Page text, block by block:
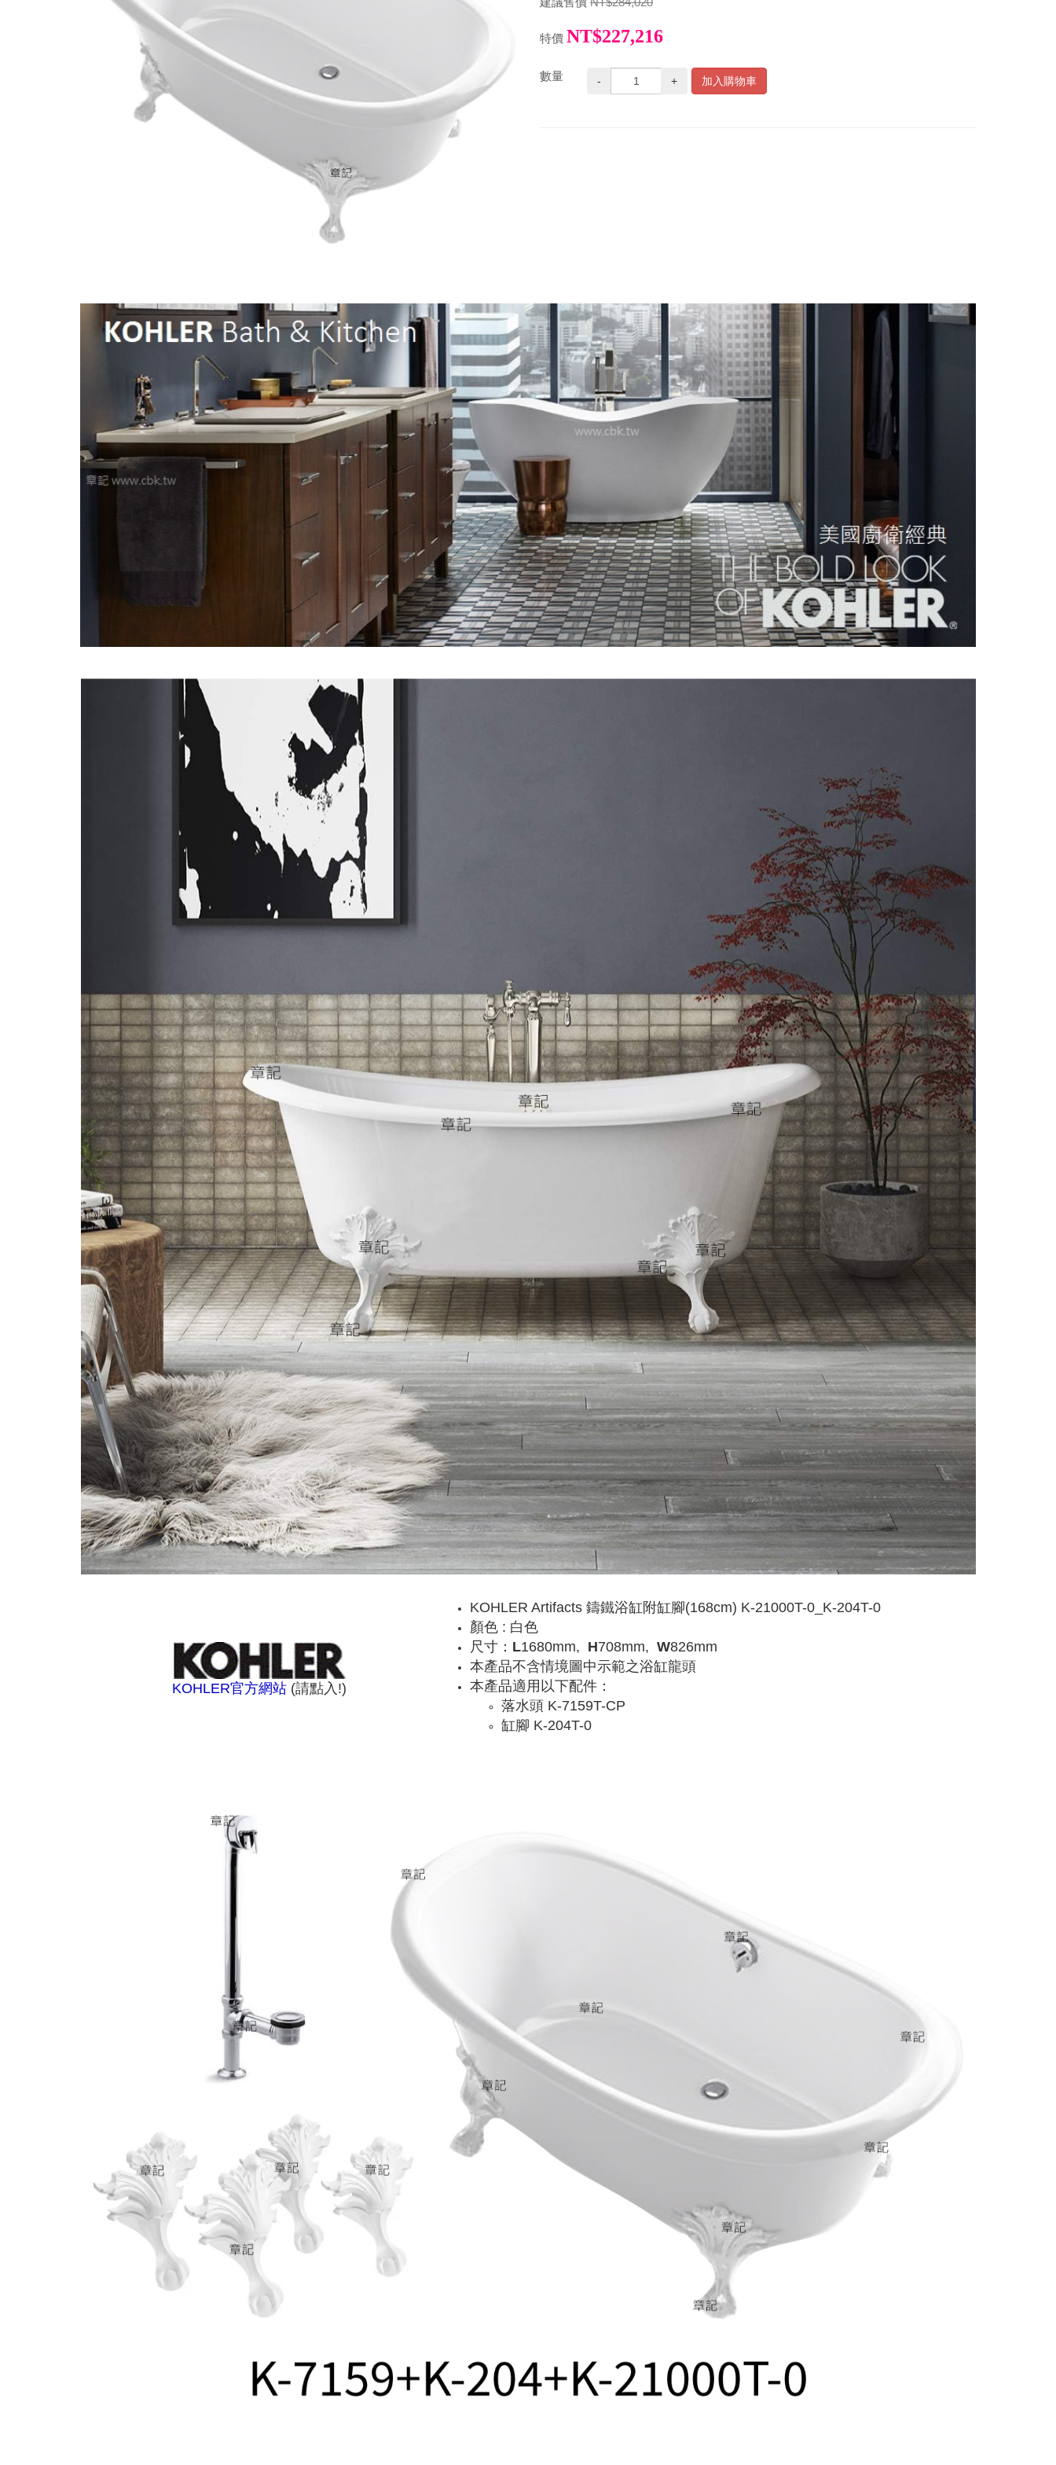
特價 NT$227,216
數量 - + 加入購物車
KOHLER官方網站 (請點入!)
KOHLER Artifacts 鑄鐵浴缸附缸腳(168cm) K-21000T-0_K-204T-0
顏色 : 白色
尺寸： L1680mm, H708mm, W826mm
本產品不含情境圖中示範之浴缸龍頭
本產品適用以下配件：
落水頭 K-7159T-CP
缸腳 K-204T-0